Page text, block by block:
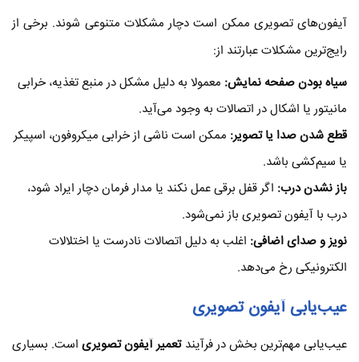
آیفون‌های تصویری ممکن است دچار مشکلات متنوعی شوند. برخی از
رایج‌ترین مشکلات عبارتند از:
سیاه بودن صفحه نمایش: معمولا به دلیل مشکل در منبع تغذیه، خرابی
مانیتور یا اشکال در اتصالات به وجود می‌آید.
قطع شدن صدا یا تصویر: ممکن است ناشی از خرابی میکروفون، اسپیکر
یا سیم‌کشی باشد.
باز نشدن درب: اگر قفل برقی عمل نکند یا مدار فرمان دچار ایراد شود،
درب با آیفون تصویری باز نمی‌شود.
نویز و صدای اضافی: اغلب به دلیل اتصالات نادرست یا اختلالات
الکترونیکی رخ می‌دهد.
عیب‌یابی آیفون تصویری
عیب‌یابی مهم‌ترین بخش در فرآیندتعمیر آیفون تصویریاست. بسیاری